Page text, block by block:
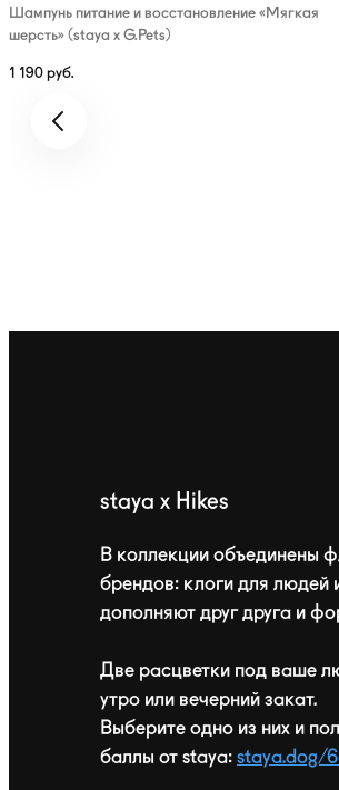
Шампунь питание и восстановление «Мягкая
шерсть» (staya х G.Pets)
1 190 руб.
staya x Hikes
В коллекции объединены
брендов: клоги для людей
дополняют друг друга и
Две расцветки под ваше
утро или вечерний закат.
Выберите одно из них и
баллы от staya: staya.dog/